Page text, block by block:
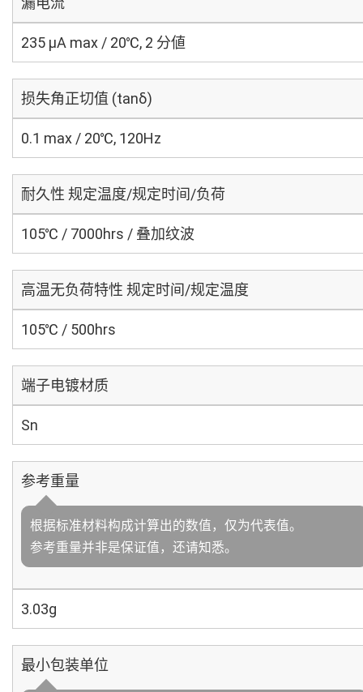
235 μA max / 20℃, 2 分値
损失角正切值 (tanδ)
0.1 max / 20℃, 120Hz
耐久性 规定温度/规定时间/负荷
105℃ / 7000hrs / 叠加纹波
高温无负荷特性 规定时间/规定温度
105℃ / 500hrs
端子电镀材质
Sn
参考重量
根据标准材料构成计算出的数值，仅为代表值。
参考重量并非是保证值，还请知悉。
3.03g
最小包装单位